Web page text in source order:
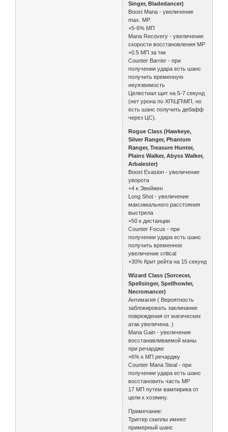
Singer, Bladedancer)
Boost Mana - увеличение
max. MP.
+5-6% МП
Mana Recovery - увеличение
скорости восстановления MP
+0.5 МП за тик
Counter Barrier - при
получении удара есть шанс
получить временную
неуязвимость
Целестиал щит на 5-7 секунд
(нет урона по ХП\ЦП\МП, но
есть шанс получить дебафф
через ЦС).
Rogue Class (Hawkeye,
Silver Ranger, Phantom
Ranger, Treasure Hunter,
Plains Walker, Abyss Walker,
Arbalester)
Boost Evasion - увеличение
уворота
+4 к Эвейжен
Long Shot - увеличение
максимального расстояния
выстрела
+50 к дистанции
Counter Focus - при
получении удара есть шанс
получить временное
увеличение critical
+30% Крит рейта на 15 секунд
Wizard Class (Sorcecer,
Spellsinger, Spellhowler,
Necromancer)
Антимагия ( Вероятность
заблокировать заклинание
повреждения от магических
атак увеличена. )
Mana Gain - увеличение
восстанавливаемой маны
при речардже
+6% к МП речарджу
Counter Mana Steal - при
получении удара есть шанс
восстановить часть MP
17 МП путем вампирика от
цели к хозяину.
Примечание:
Триггер скиллы имеют
примерный шанс